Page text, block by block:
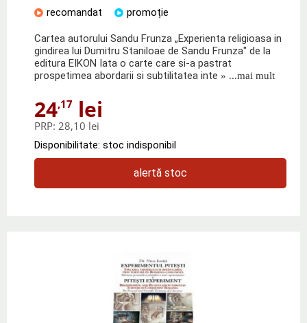
recomandat
promoție
Cartea autorului Sandu Frunza „Experienta religioasa in
gindirea lui Dumitru Staniloae de Sandu Frunza" de la
editura EIKON Iata o carte care si-a pastrat
prospetimea abordarii si subtilitatea inte » ...mai mult
24,17 lei
PRP: 28,10 lei
Disponibilitate: stoc indisponibil
alertă stoc